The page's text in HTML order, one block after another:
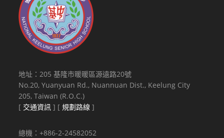
地址：205 基隆市暖暖區源遠路20號
No.20, Yuanyuan Rd., Nuannuan Dist., Keelung City
205, Taiwan (R.O.C.)
[ 交通資訊 ] [規劃路線 ]
總機：+886-2-24582052